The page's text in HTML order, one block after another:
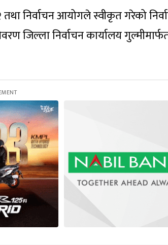
निर्वाचन आयोगले स्वीकृत गरेको
जिल्ला निर्वाचन कार्यालय